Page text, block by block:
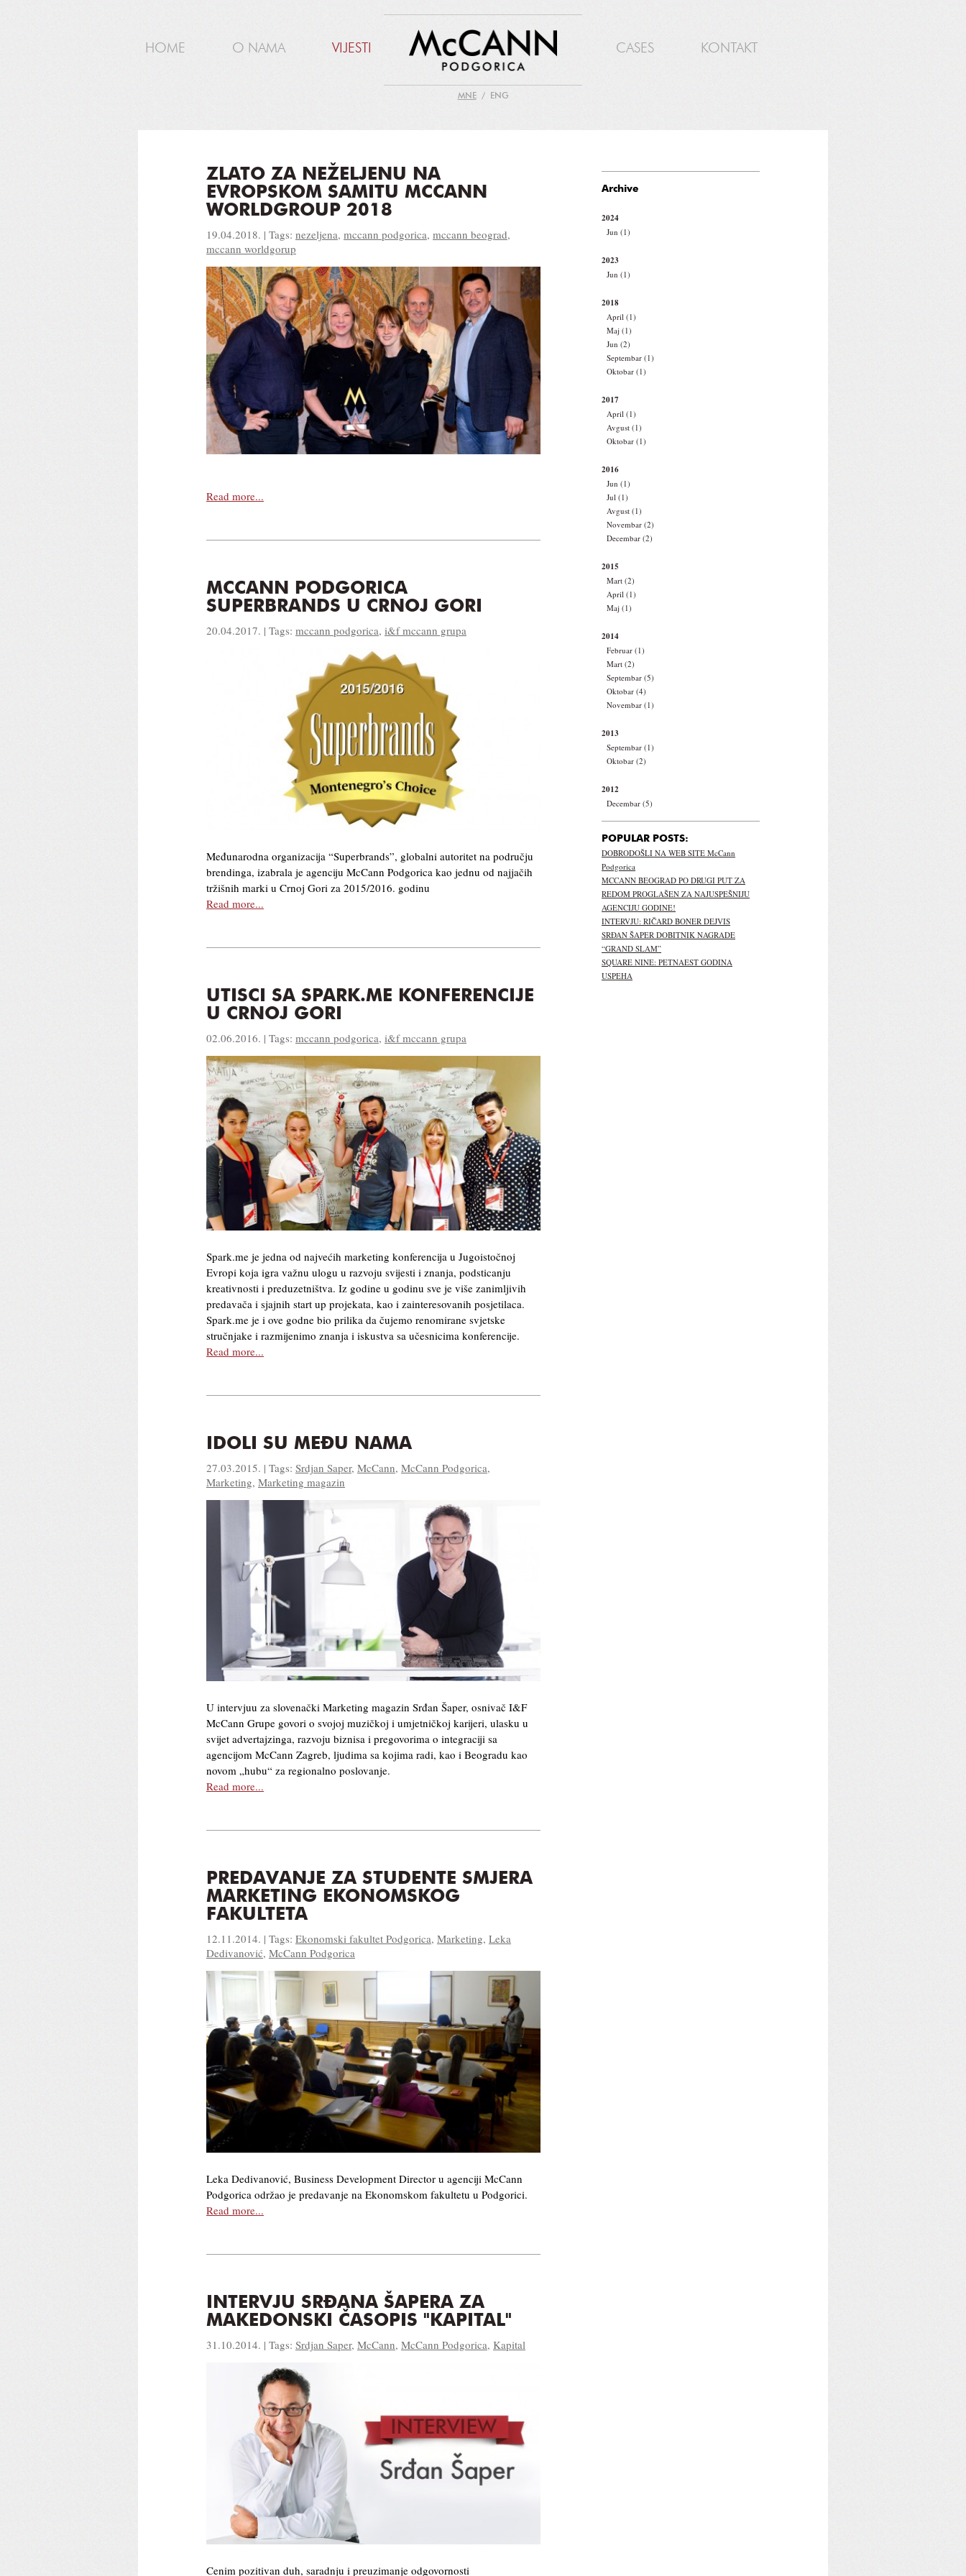
HOME O NAMA VIJESTI
MNE ENG
CASES KONTAKT
ZLATO ZA NEŽELJENU NA
EVROPSKOM SAMITU MCCANN
WORLDGROUP 2018
19.04.2018. | Tags: nezeljena, mccann podgorica, mccann beograd,
mccann worldgorup
Read more...
MCCANN PODGORICA
SUPERBRANDS U CRNOJ GORI
20.04.2017. | Tags: mccann podgorica, i&f mccann grupa
Međunarodna organizacija “Superbrands”, globalni autoritet na području
brendinga, izabrala je agenciju McCann Podgorica kao jednu od najjačih
tržišnih marki u Crnoj Gori za 2015/2016. godinu
Read more...
UTISCI SA SPARK.ME KONFERENCIJE
U CRNOJ GORI
02.06.2016. | Tags: mccann podgorica, i&f mccann grupa
Spark.me je jedna od najvećih marketing konferencija u Jugoistočnoj
Evropi koja igra važnu ulogu u razvoju svijesti i znanja, podsticanju
kreativnosti i preduzetništva. Iz godine u godinu sve je više zanimljivih
predavača i sjajnih start up projekata, kao i zainteresovanih posjetilaca.
Spark.me je i ove godne bio prilika da čujemo renomirane svjetske
stručnjake i razmijenimo znanja i iskustva sa učesnicima konferencije.
Read more...
IDOLI SU MEĐU NAMA
27.03.2015. | Tags: Srdjan Saper, McCann, McCann Podgorica,
Marketing, Marketing magazin
U intervjuu za slovenački Marketing magazin Srđan Šaper, osnivač I&F
McCann Grupe govori o svojoj muzičkoj i umjetničkoj karijeri, ulasku u
svijet advertajzinga, razvoju biznisa i pregovorima o integraciji sa
agencijom McCann Zagreb, ljudima sa kojima radi, kao i Beogradu kao
novom „hubu“ za regionalno poslovanje.
Read more...
PREDAVANJE ZA STUDENTE SMJERA
MARKETING EKONOMSKOG
FAKULTETA
12.11.2014. | Tags: Ekonomski fakultet Podgorica, Marketing, Leka
Dedivanović, McCann Podgorica
Leka Dedivanović, Business Development Director u agenciji McCann
Podgorica održao je predavanje na Ekonomskom fakultetu u Podgorici.
Read more...
INTERVJU SRĐANA ŠAPERA ZA
MAKEDONSKI ČASOPIS "KAPITAL"
31.10.2014. | Tags: Srdjan Saper, McCann, McCann Podgorica, Kapital
Cenim pozitivan duh, saradnju i preuzimanje odgovornosti
Archive
2024
Jun (1)
2023
Jun (1)
2018
April (1)
Maj (1)
Jun (2)
Septembar (1)
Oktobar (1)
2017
April (1)
Avgust (1)
Oktobar (1)
2016
Jun (1)
Jul (1)
Avgust (1)
Novembar (2)
Decembar (2)
2015
Mart (2)
April (1)
Maj (1)
2014
Februar (1)
Mart (2)
Septembar (5)
Oktobar (4)
Novembar (1)
2013
Septembar (1)
Oktobar (2)
2012
Decembar (5)
POPULAR POSTS:
DOBRODOŠLI NA WEB SITE McCann
Podgorica
MCCANN BEOGRAD PO DRUGI PUT ZA
REDOM PROGLAŠEN ZA NAJUSPEŠNIJU
AGENCIJU GODINE!
INTERVJU: RIČARD BONER DEJVIS
SRĐAN ŠAPER DOBITNIK NAGRADE
“GRAND SLAM”
SQUARE NINE: PETNAEST GODINA
USPEHA